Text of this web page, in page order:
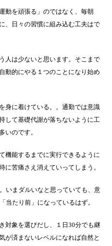
動を頑張る」のではなく、毎朝
、日々の習慣に組み込む工夫はで
人は少ないと思います。そこまで
動的にやる１つのことになり始め
身に着けている。。通勤では意識
して基礎代謝が落ちないように工
いのです。
機能するまでに実行できるように
に苦痛さえ消えていってしまう。
いまダルいなと思っていても、意
当たり前」になっているはず。
対象を選びだし、１日30分でも継
が済まないレベルになれば自然と